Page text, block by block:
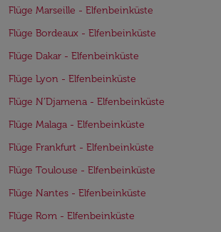
Flüge Marseille - Elfenbeinküste
Flüge Bordeaux - Elfenbeinküste
Flüge Dakar - Elfenbeinküste
Flüge Lyon - Elfenbeinküste
Flüge N’Djamena - Elfenbeinküste
Flüge Malaga - Elfenbeinküste
Flüge Frankfurt - Elfenbeinküste
Flüge Toulouse - Elfenbeinküste
Flüge Nantes - Elfenbeinküste
Flüge Rom - Elfenbeinküste